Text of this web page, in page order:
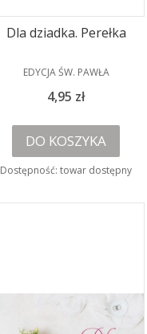
Dla dziadka. Perełka
PRODUCENT
EDYCJA ŚW. PAWŁA
Cena
4,95 zł
DO KOSZYKA
Dostępność: towar dostępny